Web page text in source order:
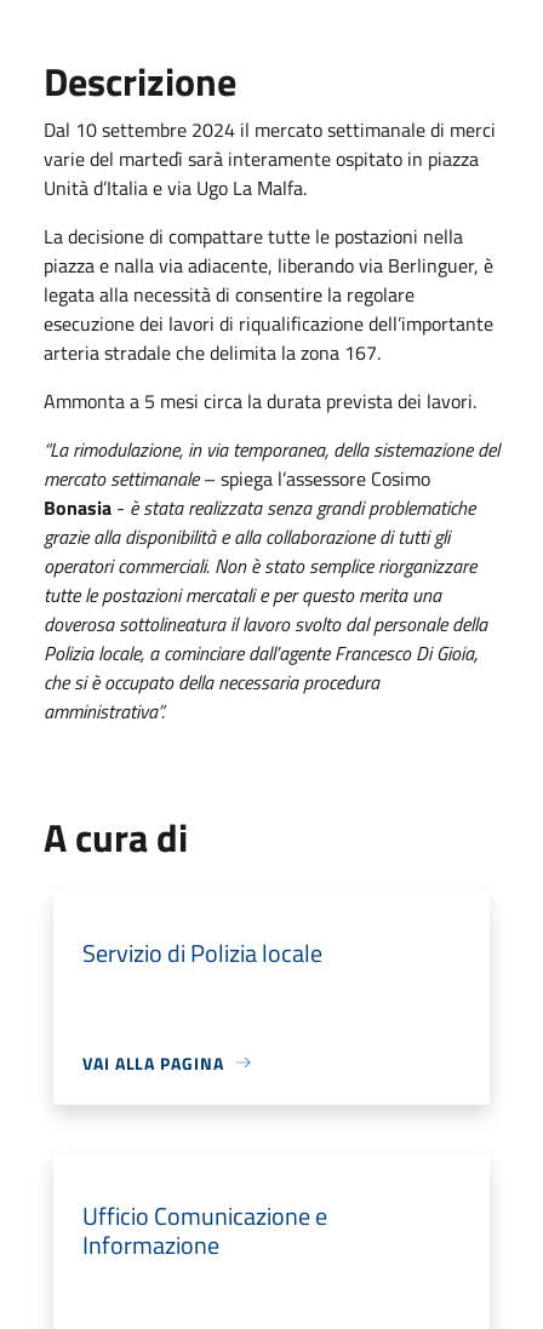
Descrizione
Dal 10 settembre 2024 il mercato settimanale di merci
varie del martedì sarà interamente ospitato in piazza
Unità d’Italia e via Ugo La Malfa.
La decisione di compattare tutte le postazioni nella
piazza e nalla via adiacente, liberando via Berlinguer, è
legata alla necessità di consentire la regolare
esecuzione dei lavori di riqualificazione dell’importante
arteria stradale che delimita la zona 167.
Ammonta a 5 mesi circa la durata prevista dei lavori.
“La rimodulazione, in via temporanea, della sistemazione del
mercato settimanale– spiega l’assessore Cosimo
Bonasia - è stata realizzata senza grandi problematiche
grazie alla disponibilità e alla collaborazione di tutti gli
operatori commerciali. Non è stato semplice riorganizzare
tutte le postazioni mercatali e per questo merita una
doverosa sottolineatura il lavoro svolto dal personale della
Polizia locale, a cominciare dall’agente Francesco Di Gioia,
che si è occupato della necessaria procedura
amministrativa”.
A cura di
Servizio di Polizia locale
VAI ALLA PAGINA
Ufficio Comunicazione e
Informazione